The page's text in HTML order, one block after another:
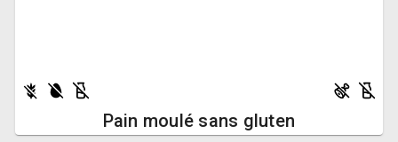
Pain moulé sans gluten